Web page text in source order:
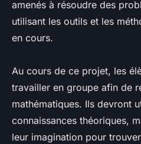
amenés à résoudre des
utilisant les outils et les
en cours.
Au cours de ce projet, les
travailler en groupe afin de
mathématiques. Ils devront
connaissances théoriques,
leur imagination pour